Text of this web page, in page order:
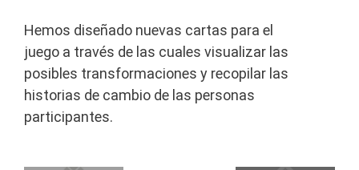
Hemos diseñado nuevas cartas para el
juego a través de las cuales visualizar las
posibles transformaciones y recopilar las
historias de cambio de las personas
participantes.